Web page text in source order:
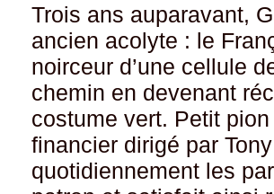
Trois ans auparavant,
ancien acolyte : le
noirceur d’une cellule
chemin en devenant
costume vert. Petit
financier dirigé par
quotidiennement les